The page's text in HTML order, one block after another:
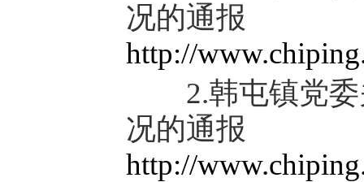
况的通报
http://
2.韩屯镇党委
况的通报
http://